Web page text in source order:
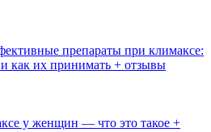
препараты при климаксе:
и как их принимать + отзывы
у женщин — что это такое +